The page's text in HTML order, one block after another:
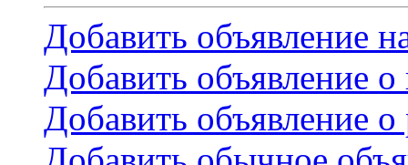
Добавить объявление
Добавить объявление
Добавить объявление о